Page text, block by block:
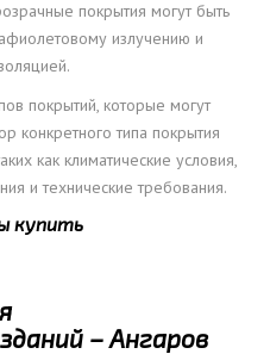
покрытия могут быть
излучению и
покрытий, которые могут
конкретного типа покрытия
как климатические условия,
и технические требования.
купить
– Ангаров